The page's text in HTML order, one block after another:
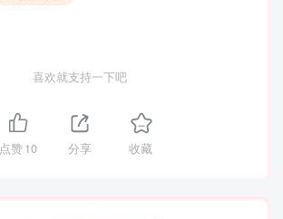
喜欢就支持一下吧
点赞10 分享 收藏